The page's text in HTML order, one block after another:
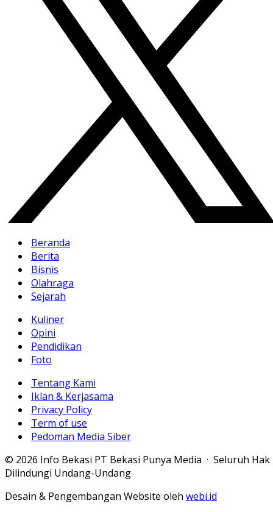
Beranda
Berita
Bisnis
Olahraga
Sejarah
Kuliner
Opini
Pendidikan
Foto
Tentang Kami
Iklan & Kerjasama
Privacy Policy
Term of use
Pedoman Media Siber
© 2026 Info Bekasi PT Bekasi Punya Media · Seluruh Hak
Dilindungi Undang-Undang
Desain & Pengembangan Website oleh webi.id